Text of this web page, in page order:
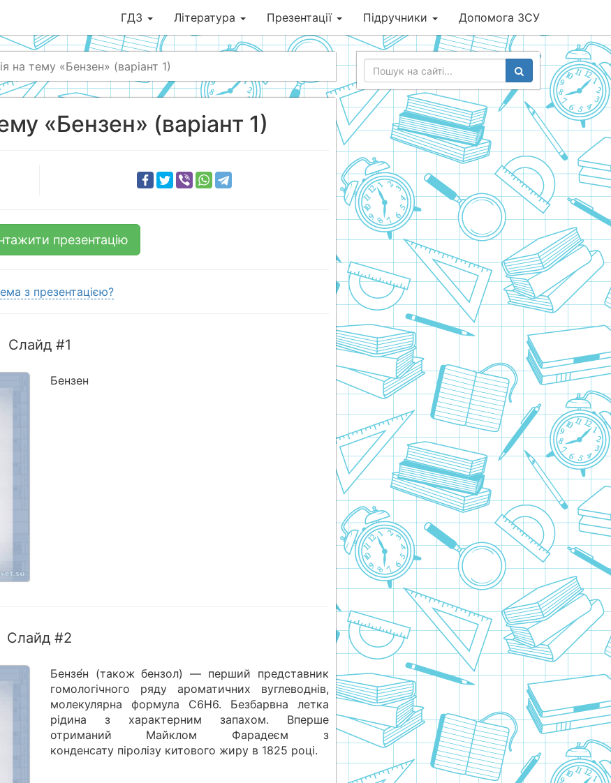
ГДЗ Література Презентації Підручники Допомога ЗСУ
на тему «Бензен» (варіант 1)
«Бензен» (варіант 1)
презентацію
з презентацією?
Слайд #1
Бензен
Слайд #2
Бензе́н (також бензол) — перший представник
гомологічного ряду ароматичних вуглеводнів,
молекулярна формула C6H6. Безбарвна летка
рідина з характерним запахом. Вперше
отриманий Майклом Фарадеєм з
конденсату піролізу китового жиру в 1825 році.